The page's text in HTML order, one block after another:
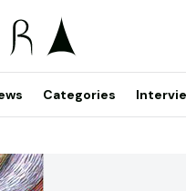
Categories